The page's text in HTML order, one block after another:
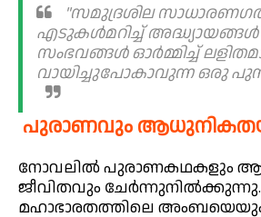
"സമുദ്രശില
എടുകൾമറിച്ച് അദ്ധ്യായങ്ങൾ
സംഭവങ്ങൾ ഓർമ്മിച്ച്
വായിച്ചുപോകാവുന്ന ഒരു
പുരാണവും
നോവലിൽ പുരാണകഥകളും
ജീവിതവും ചേർന്നുനിൽക്കുന്നു.
മഹാഭാരതത്തിലെ